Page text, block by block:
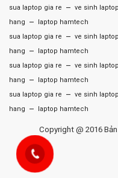
sua laptop gia re – ve sinh laptop
hang
–
laptop hamtech
sua laptop gia re
– ve sinh laptop
hang
–
laptop hamtech
sua laptop gia re
– ve sinh laptop
hang
–
laptop hamtech
sua laptop gia re
– ve sinh laptop
hang
– laptop hamtech
Copyright @ 2016